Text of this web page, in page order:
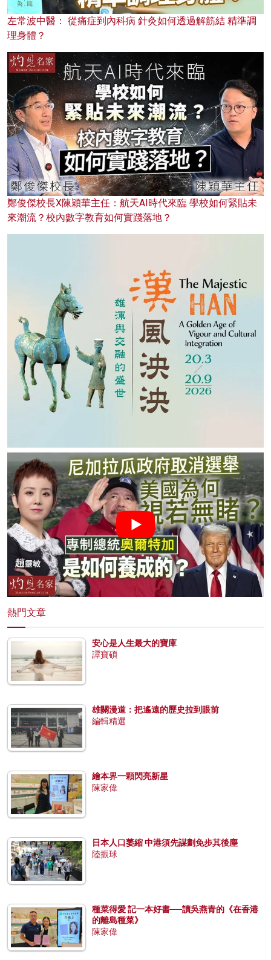
左常波中醫： 從痛症到內科病 針灸如何透過解筋結 精準調
理身體？
鄭俊傑校長X陳穎華主任：航天AI時代來臨 學校如何緊貼未
來潮流？校內數字教育如何實踐落地？
熱門文章
安心是人生最大的寶庫
譚寶碩
雄關漫道：把遙遠的歷史拉到眼前
編輯精選
繪本界一顆閃亮新星
陳家偉
日本人口萎縮 中港須先謀劃免步其後塵
陸振球
種菜得愛 記一本好書──讀吳燕青的《在香港
的離島種菜》
陳家偉